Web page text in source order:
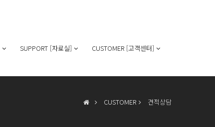
SUPPORT [자료실] CUSTOMER [고객센터]
CUSTOMER 견적상담